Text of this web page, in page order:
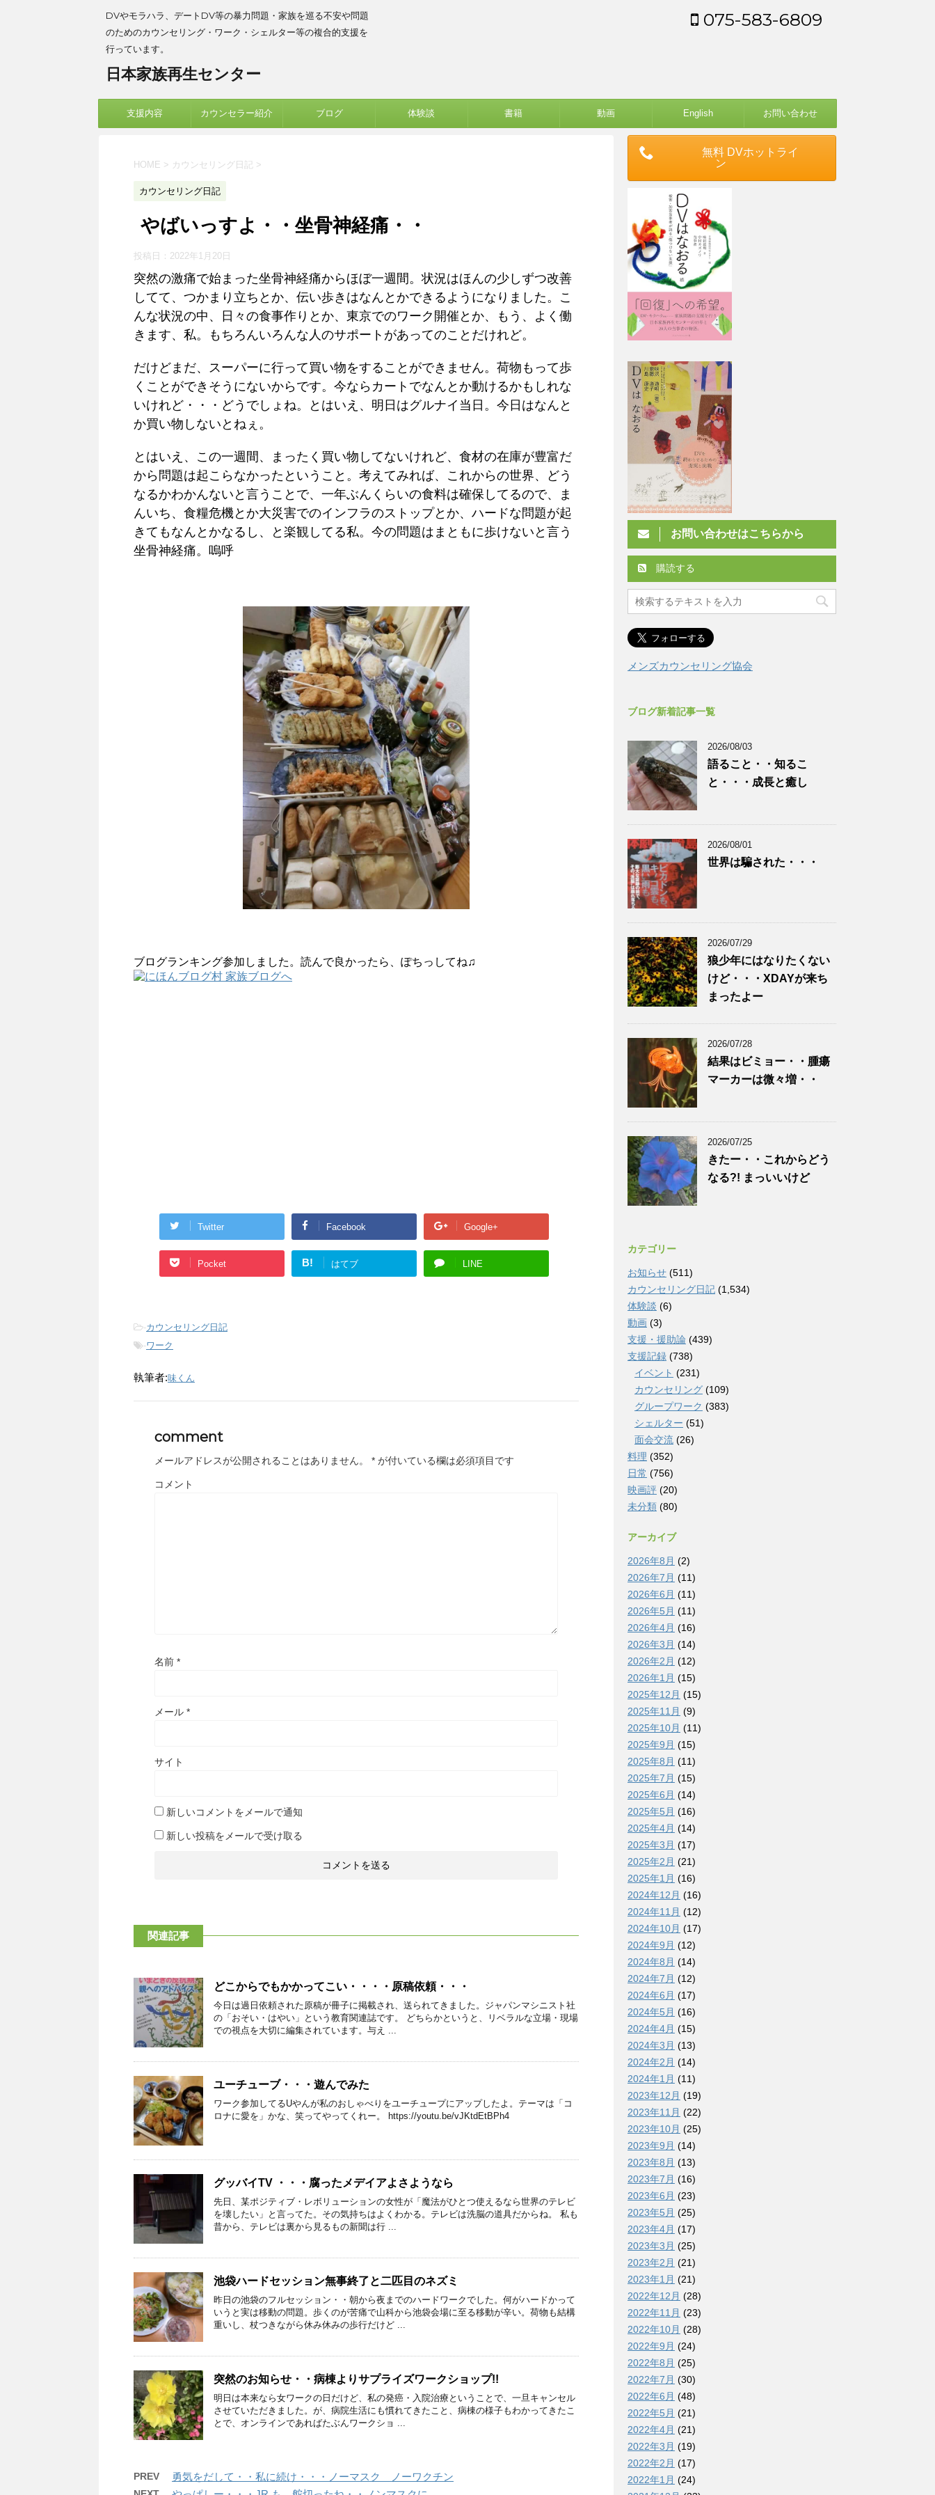
DVやモラハラ、デートDV等の暴力問題・家族を巡る不安や問題
のためのカウンセリング・ワーク・シェルター等の複合的支援を
行っています。
日本家族再生センター
075-583-6809
支援内容 カウンセラー紹介 ブログ 体験談 書籍 動画 English お問い合わせ
HOME > カウンセリング日記 >
カウンセリング日記
やばいっすよ・・坐骨神経痛・・
投稿日： 2022年1月20日
突然の激痛で始まった坐骨神経痛からほぼ一週間。状況はほんの少しずつ改善
してて、つかまり立ちとか、伝い歩きはなんとかできるようになりました。こ
んな状況の中、日々の食事作りとか、東京でのワーク開催とか、もう、よく働
きます、私。もちろんいろんな人のサポートがあってのことだけれど。
だけどまだ、スーパーに行って買い物をすることができません。荷物もって歩
くことができそうにないからです。今ならカートでなんとか動けるかもしれな
いけれど・・・どうでしょね。とはいえ、明日はグルナイ当日。今日はなんと
か買い物しないとねぇ。
とはいえ、この一週間、まったく買い物してないけれど、食材の在庫が豊富だ
から問題は起こらなかったということ。考えてみれば、これからの世界、どう
なるかわかんないと言うことで、一年ぶんくらいの食料は確保してるので、ま
んいち、食糧危機とか大災害でのインフラのストップとか、ハードな問題が起
きてもなんとかなるし、と楽観してる私。今の問題はまともに歩けないと言う
坐骨神経痛。嗚呼
ブログランキング参加しました。読んで良かったら、ぽちっしてね♫
Twitter Facebook Google+
Pocket B! はてブ LINE
-カウンセリング日記
-ワーク
執筆者:味くん
comment
メールアドレスが公開されることはありません。 * が付いている欄は必須項目です
コメント
名前 *
メール *
サイト
新しいコメントをメールで通知
新しい投稿をメールで受け取る
関連記事
どこからでもかかってこい・・・・原稿依頼・・・
今日は過日依頼された原稿が冊子に掲載され、送られてきました。ジャパンマシニスト社
の「おそい・はやい」という教育関連誌です。 どちらかというと、リベラルな立場・現場
での視点を大切に編集されています。与え ...
ユーチューブ・・・遊んでみた
ワーク参加してるUやんが私のおしゃべりをユーチュープにアップしたよ。テーマは「コ
ロナに愛を」かな、笑ってやってくれー。 https://youtu.be/vJKtdEtBPh4
グッバイTV ・・・腐ったメデイアよさようなら
先日、某ポジティブ・レボリューションの女性が「魔法がひとつ使えるなら世界のテレビ
を壊したい」と言ってた。その気持ちはよくわかる。テレビは洗脳の道具だからね。 私も
昔から、テレビは裏から見るもの新聞は行 ...
池袋ハードセッション無事終了と二匹目のネズミ
昨日の池袋のフルセッション・・朝から夜までのハードワークでした。何がハードかって
いうと実は移動の問題。歩くのが苦痛で山科から池袋会場に至る移動が辛い。荷物も結構
重いし、杖つきながら休み休みの歩行だけど ...
突然のお知らせ・・病棟よりサプライズワークショップ!!
明日は本来なら女ワークの日だけど、私の発癌・入院治療ということで、一旦キャンセル
させていただきました。が、病院生活にも慣れてきたこと、病棟の様子もわかってきたこ
とで、オンラインであればたぶんワークショ ...
PREV 勇気をだして・・私に続け・・・ノーマスク ノーワクチン
無料 DVホットライ
ン
お問い合わせはこちらから
購読する
メンズカウンセリング協会
ブログ新着記事一覧
2026/08/03
語ること・・知るこ
と・・・成長と癒し
2026/08/01
世界は騙された・・・
2026/07/29
狼少年にはなりたくない
けど・・・XDAYが来ち
まったよー
2026/07/28
結果はビミョー・・腫瘍
マーカーは微々増・・
2026/07/25
きたー・・これからどう
なる?! まっいいけど
カテゴリー
お知らせ (511)
カウンセリング日記 (1,534)
体験談 (6)
動画 (3)
支援・援助論 (439)
支援記録 (738)
イベント (231)
カウンセリング (109)
グループワーク (383)
シェルター (51)
面会交流 (26)
料理 (352)
日常 (756)
映画評 (20)
未分類 (80)
アーカイブ
2026年8月 (2)
2026年7月 (11)
2026年6月 (11)
2026年5月 (11)
2026年4月 (16)
2026年3月 (14)
2026年2月 (12)
2026年1月 (15)
2025年12月 (15)
2025年11月 (9)
2025年10月 (11)
2025年9月 (15)
2025年8月 (11)
2025年7月 (15)
2025年6月 (14)
2025年5月 (16)
2025年4月 (14)
2025年3月 (17)
2025年2月 (21)
2025年1月 (16)
2024年12月 (16)
2024年11月 (12)
2024年10月 (17)
2024年9月 (12)
2024年8月 (14)
2024年7月 (12)
2024年6月 (17)
2024年5月 (16)
2024年4月 (15)
2024年3月 (13)
2024年2月 (14)
2024年1月 (11)
2023年12月 (19)
2023年11月 (22)
2023年10月 (25)
2023年9月 (14)
2023年8月 (13)
2023年7月 (16)
2023年6月 (23)
2023年5月 (25)
2023年4月 (17)
2023年3月 (25)
2023年2月 (21)
2023年1月 (21)
2022年12月 (28)
2022年11月 (23)
2022年10月 (28)
2022年9月 (24)
2022年8月 (25)
2022年7月 (30)
2022年6月 (48)
2022年5月 (21)
2022年4月 (21)
2022年3月 (19)
2022年2月 (17)
2022年1月 (24)